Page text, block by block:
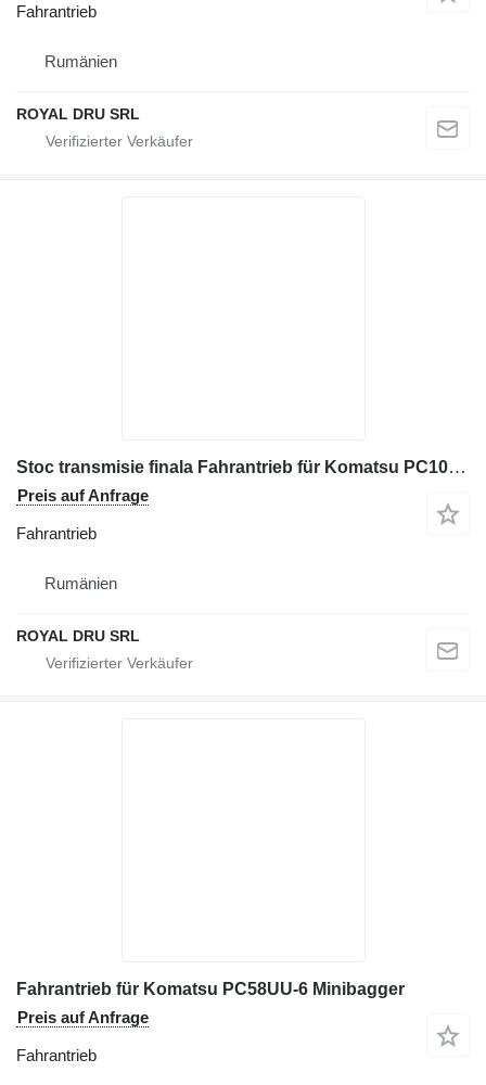
Fahrantrieb
Rumänien
ROYAL DRU SRL
Stoc transmisie finala Fahrantrieb für Komatsu PC10MR-1 Minibagger
Preis auf Anfrage
Fahrantrieb
Rumänien
ROYAL DRU SRL
Fahrantrieb für Komatsu PC58UU-6 Minibagger
Preis auf Anfrage
Fahrantrieb